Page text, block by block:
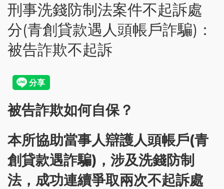
刑事洗錢防制法案件不起訴處
分(青創貸款遇人頭帳戶詐騙)：
被告詐欺不起訴
被告詐欺如何自保？
本所協助當事人辯護人頭帳戶(青
創貸款遇詐騙)，涉及洗錢防制
法，成功連續爭取兩次不起訴處